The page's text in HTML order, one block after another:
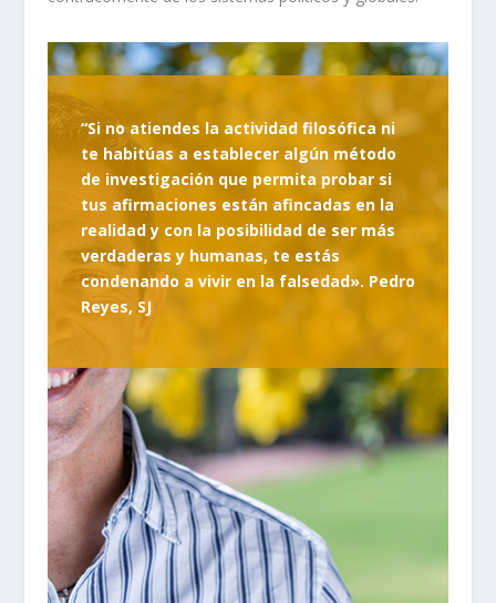
“Si no atiendes la actividad filosófica ni
te habitúas a establecer algún método
de investigación que permita probar si
tus afirmaciones están afincadas en la
realidad y con la posibilidad de ser más
verdaderas y humanas, te estás
condenando a vivir en la falsedad». Pedro
Reyes, SJ